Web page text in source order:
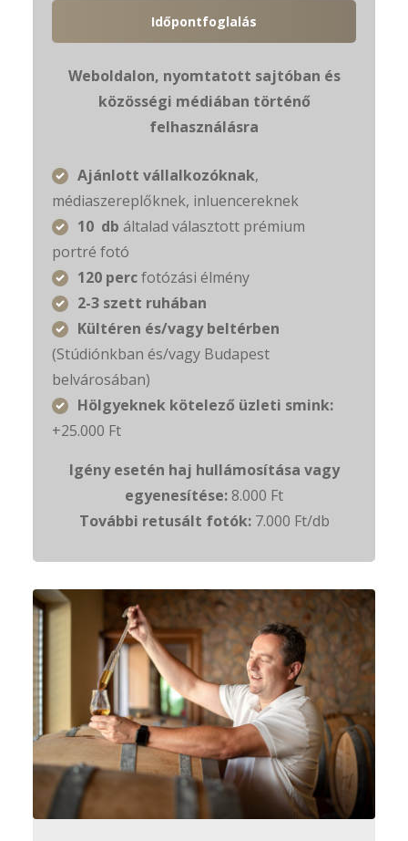
Időpontfoglalás
Weboldalon, nyomtatott sajtóban és
közösségi médiában történő
felhasználásra
Ajánlott vállalkozóknak,
médiaszereplőknek, inluencereknek
10 db általad választott prémium
portré fotó
120 percfotózási élmény
2-3 szett ruhában
Kültéren és/vagy beltérben
(Stúdiónkban és/vagy Budapest
belvárosában)
Hölgyeknek kötelező üzleti smink:
+25.000 Ft
Igény esetén haj hullámosítása vagy
egyenesítése:8.000 Ft
További retusált fotók:7.000 Ft/db